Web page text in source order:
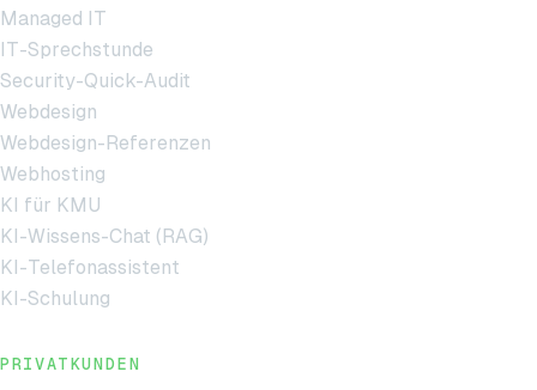
Managed IT
IT-Sprechstunde
Security-Quick-Audit
Webdesign
Webdesign-Referenzen
Webhosting
KI für KMU
KI-Wissens-Chat (RAG)
KI-Telefonassistent
KI-Schulung
PRIVATKUNDEN